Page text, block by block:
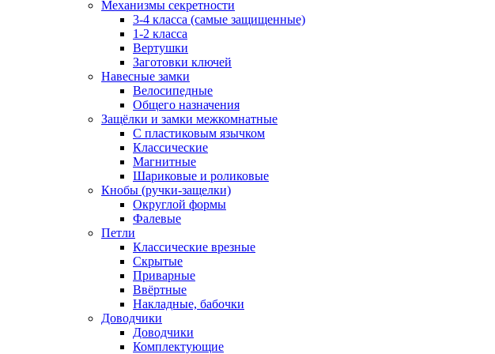
Механизмы секретности
3-4 класса (самые защищенные)
1-2 класса
Вертушки
Заготовки ключей
Навесные замки
Велосипедные
Общего назначения
Защёлки и замки межкомнатные
С пластиковым язычком
Классические
Магнитные
Шариковые и роликовые
Кнобы (ручки-защелки)
Округлой формы
Фалевые
Петли
Классические врезные
Скрытые
Приварные
Ввёртные
Накладные, бабочки
Доводчики
Доводчики
Комплектующие